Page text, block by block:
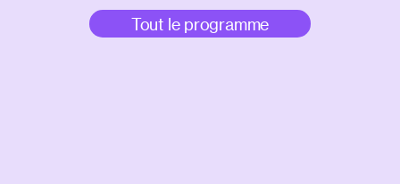
Tout le programme